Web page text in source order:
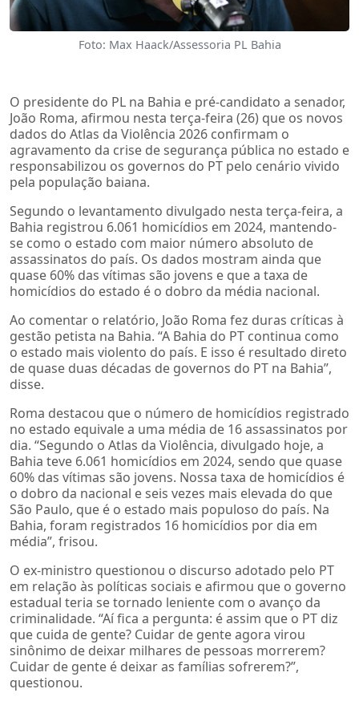
Foto: Max Haack/Assessoria PL Bahia
O presidente do PL na Bahia e pré-candidato a senador,
João Roma, afirmou nesta terça-feira (26) que os novos
dados do Atlas da Violência 2026 confirmam o
agravamento da crise de segurança pública no estado e
responsabilizou os governos do PT pelo cenário vivido
pela população baiana.
Segundo o levantamento divulgado nesta terça-feira, a
Bahia registrou 6.061 homicídios em 2024, mantendo-
se como o estado com maior número absoluto de
assassinatos do país. Os dados mostram ainda que
quase 60% das vítimas são jovens e que a taxa de
homicídios do estado é o dobro da média nacional.
Ao comentar o relatório, João Roma fez duras críticas à
gestão petista na Bahia. “A Bahia do PT continua como
o estado mais violento do país. E isso é resultado direto
de quase duas décadas de governos do PT na Bahia”,
disse.
Roma destacou que o número de homicídios registrado
no estado equivale a uma média de 16 assassinatos por
dia. “Segundo o Atlas da Violência, divulgado hoje, a
Bahia teve 6.061 homicídios em 2024, sendo que quase
60% das vítimas são jovens. Nossa taxa de homicídios é
o dobro da nacional e seis vezes mais elevada do que
São Paulo, que é o estado mais populoso do país. Na
Bahia, foram registrados 16 homicídios por dia em
média”, frisou.
O ex-ministro questionou o discurso adotado pelo PT
em relação às políticas sociais e afirmou que o governo
estadual teria se tornado leniente com o avanço da
criminalidade. “Aí fica a pergunta: é assim que o PT diz
que cuida de gente? Cuidar de gente agora virou
sinônimo de deixar milhares de pessoas morrerem?
Cuidar de gente é deixar as famílias sofrerem?”,
questionou.